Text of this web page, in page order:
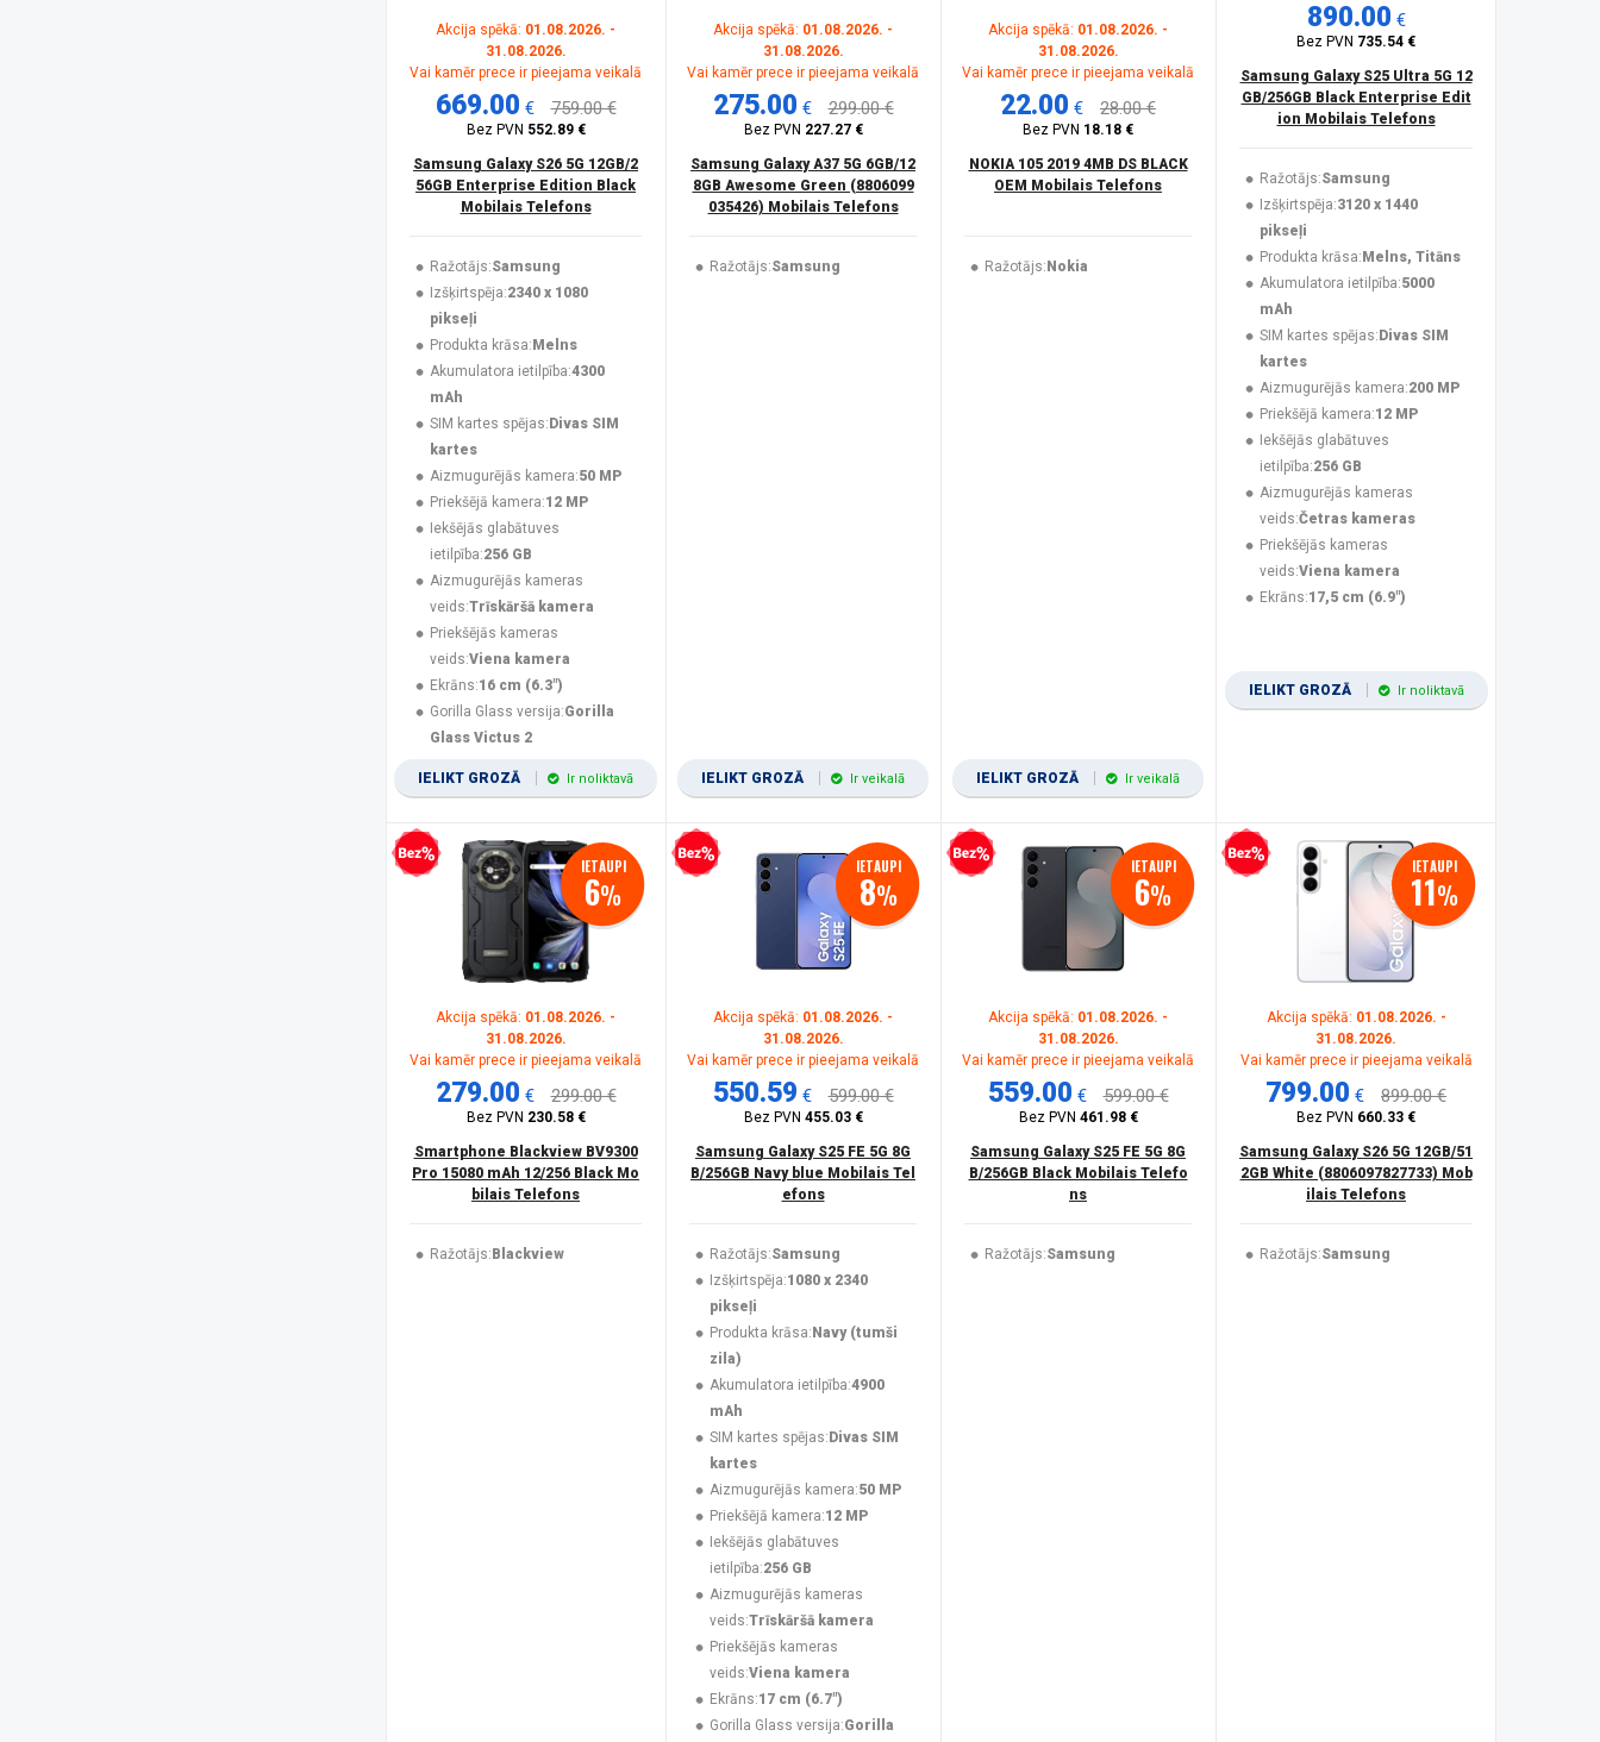
Akcija spēkā: 01.08.2026. -
31.08.2026.
Vai kamēr prece ir pieejama veikalā
669.00 € 759.00 €
Bez PVN 552.89 €
Samsung Galaxy S26 5G 12GB/2
56GB Enterprise Edition Black
Mobilais Telefons
Ražotājs:Samsung
Izšķirtspēja:2340 x 1080
pikseļi
Produkta krāsa: Melns
Akumulatora ietilpība:4300
mAh
SIM kartes spējas: Divas SIM
kartes
Aizmugurējās kamera:50 MP
Priekšējā kamera:12 MP
Iekšējās glabātuves
ietilpība:256 GB
Aizmugurējās kameras
veids:Trīskāršā kamera
Priekšējās kameras
veids:Viena kamera
Ekrāns:16 cm (6.3")
Gorilla Glass versija:Gorilla
Glass Victus 2
IELIKT GROZĀ Ir noliktavā
Akcija spēkā: 01.08.2026. -
31.08.2026.
Vai kamēr prece ir pieejama veikalā
275.00 € 299.00 €
Bez PVN 227.27 €
Samsung Galaxy A37 5G 6GB/12
8GB Awesome Green (8806099
035426) Mobilais Telefons
Ražotājs:Samsung
IELIKT GROZĀ Ir veikalā
Akcija spēkā: 01.08.2026. -
31.08.2026.
Vai kamēr prece ir pieejama veikalā
22.00 € 28.00 €
Bez PVN 18.18 €
NOKIA 105 2019 4MB DS BLACK
OEM Mobilais Telefons
Ražotājs: Nokia
IELIKT GROZĀ Ir veikalā
890.00 €
Bez PVN 735.54 €
Samsung Galaxy S25 Ultra 5G 12
GB/256GB Black Enterprise Edit
ion Mobilais Telefons
Ražotājs:Samsung
Izšķirtspēja:3120 x 1440
pikseļi
Produkta krāsa: Melns, Titāns
Akumulatora ietilpība:5000
mAh
SIM kartes spējas: Divas SIM
kartes
Aizmugurējās kamera:200 MP
Priekšējā kamera:12 MP
Iekšējās glabātuves
ietilpība:256 GB
Aizmugurējās kameras
veids:Četras kameras
Priekšējās kameras
veids:Viena kamera
Ekrāns:17,5 cm (6.9")
IELIKT GROZĀ Ir noliktavā
Bezprocentu kredīts IETAUPI
6%
Akcija spēkā: 01.08.2026. -
31.08.2026.
Vai kamēr prece ir pieejama veikalā
279.00 € 299.00 €
Bez PVN 230.58 €
Smartphone Blackview BV9300
Pro 15080 mAh 12/256 Black Mo
bilais Telefons
Ražotājs: Blackview
Bezprocentu kredīts IETAUPI
8%
Akcija spēkā: 01.08.2026. -
31.08.2026.
Vai kamēr prece ir pieejama veikalā
550.59 € 599.00 €
Bez PVN 455.03 €
Samsung Galaxy S25 FE 5G 8G
B/256GB Navy blue Mobilais Tel
efons
Ražotājs:Samsung
Izšķirtspēja:1080 x 2340
pikseļi
Produkta krāsa: Navy (tumši
zila)
Akumulatora ietilpība:4900
mAh
SIM kartes spējas: Divas SIM
kartes
Aizmugurējās kamera:50 MP
Priekšējā kamera:12 MP
Iekšējās glabātuves
ietilpība:256 GB
Aizmugurējās kameras
veids:Trīskāršā kamera
Priekšējās kameras
veids:Viena kamera
Ekrāns:17 cm (6.7")
Gorilla Glass versija:Gorilla
Bezprocentu kredīts IETAUPI
6%
Akcija spēkā: 01.08.2026. -
31.08.2026.
Vai kamēr prece ir pieejama veikalā
559.00 € 599.00 €
Bez PVN 461.98 €
Samsung Galaxy S25 FE 5G 8G
B/256GB Black Mobilais Telefo
ns
Ražotājs:Samsung
Bezprocentu kredīts IETAUPI
11%
Akcija spēkā: 01.08.2026. -
31.08.2026.
Vai kamēr prece ir pieejama veikalā
799.00 € 899.00 €
Bez PVN 660.33 €
Samsung Galaxy S26 5G 12GB/51
2GB White (8806097827733) Mob
ilais Telefons
Ražotājs:Samsung